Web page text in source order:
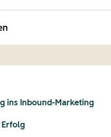
ins Inbound-Marketing
Erfolg